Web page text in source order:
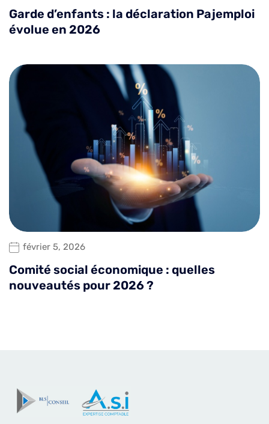
Garde d’enfants : la déclaration Pajemploi
évolue en 2026
février 5, 2026
Comité social économique : quelles
nouveautés pour 2026 ?